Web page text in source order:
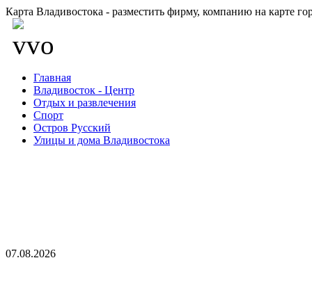
Карта Владивостока - разместить фирму, компанию на карте
Главная
Владивосток - Центр
Отдых и развлечения
Спорт
Остров Русский
Улицы и дома Владивостока
07.08.2026